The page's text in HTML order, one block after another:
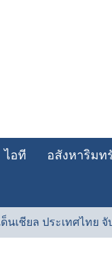
ไอที อสังหาริมท
ยล ประเทศไทย จับ